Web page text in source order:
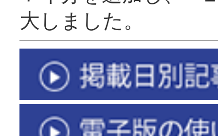
大しまし